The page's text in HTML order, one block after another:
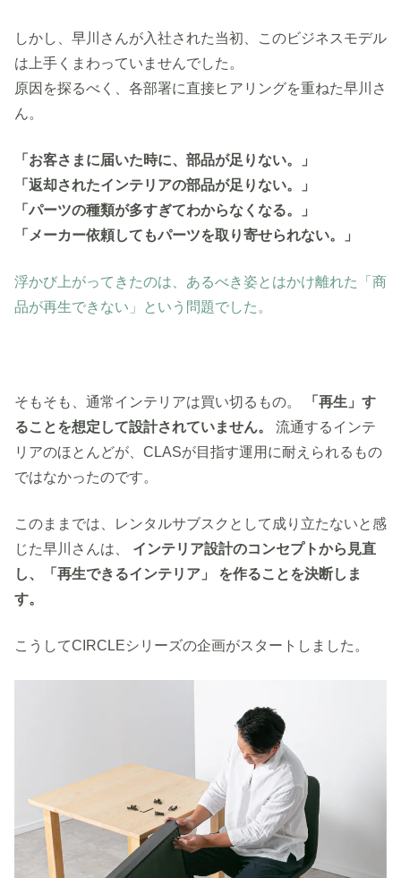
しかし、早川さんが入社された当初、このビジネスモデル
は上手くまわっていませんでした。
原因を探るべく、各部署に直接ヒアリングを重ねた早川さ
ん。
「お客さまに届いた時に、部品が足りない。」
「返却されたインテリアの部品が足りない。」
「パーツの種類が多すぎてわからなくなる。」
「メーカー依頼してもパーツを取り寄せられない。」
浮かび上がってきたのは、あるべき姿とはかけ離れた「商
品が再生できない」という問題でした。
そもそも、通常インテリアは買い切るもの。
「再生」す
ることを想定して設計されていません。 流通するインテ
リアのほとんどが、CLASが目指す運用に耐えられるもの
ではなかったのです。
このままでは、レンタルサブスクとして成り立たないと感
じた早川さんは、 インテリア設計のコンセプトから見直
し、「再生できるインテリア」 を作ることを決断しま
す。
こうしてCIRCLEシリーズの企画がスタートしました。